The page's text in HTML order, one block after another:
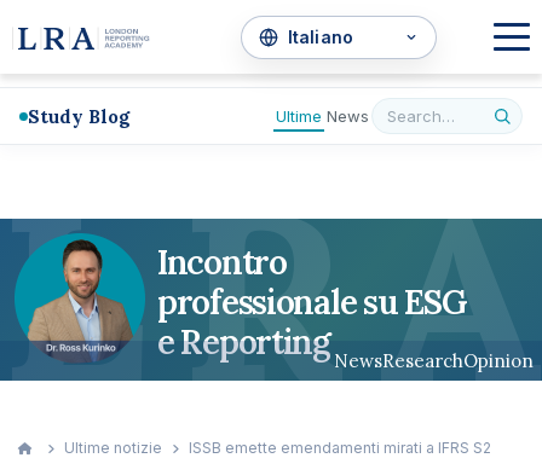
Study Blog Ultime News
Incontro
professionale su ESG
e Reporting NewsResearchOpinion
LRA
Ultime notizie ISSB emette emendamenti mirati a IFRS S2